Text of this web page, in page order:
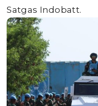
Satgas Indobatt.